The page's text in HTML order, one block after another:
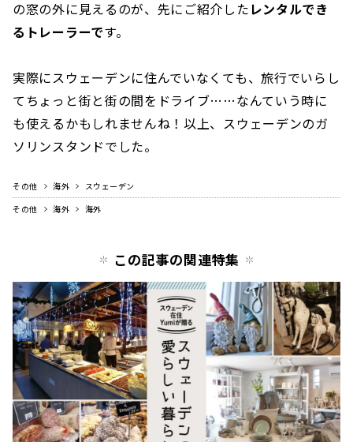
の窓の外に見えるのが、先にご紹介した レンタルでき
るトレーラーです。
実際にスウェーデンに住んでいなくても、旅行でいらし
てちょっと街と街の間をドライブ……なんていう時に
も使えるかもしれませんね！以上、スウェーデンのガ
ソリンスタンドでした。
その他 海外
スウェーデン
その他
海外 海外
この記事の関連特集